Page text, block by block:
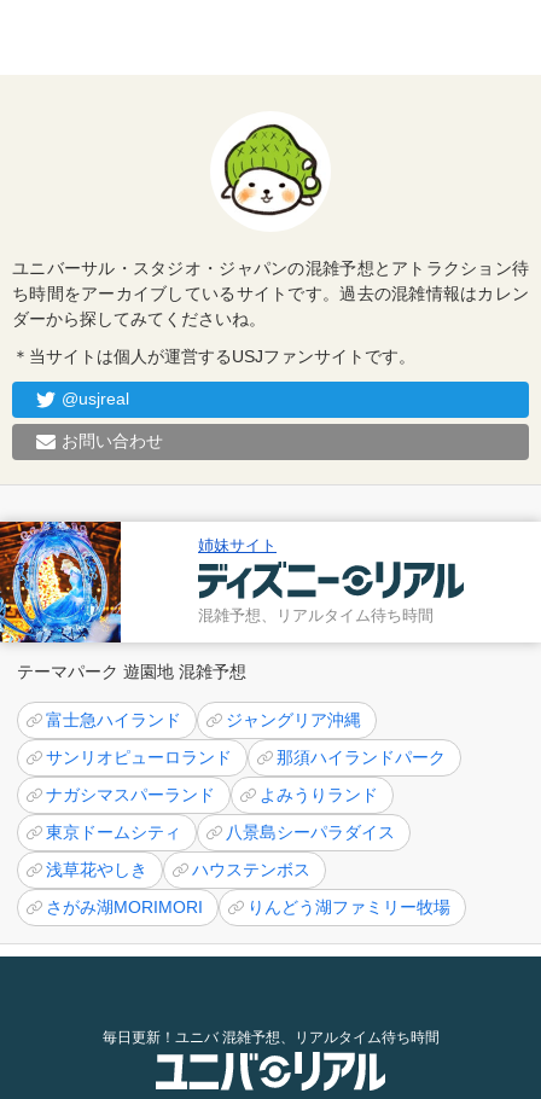
ユニバーサル・スタジオ・ジャパンの混雑予想とアトラクション待
ち時間をアーカイブしているサイトです。過去の混雑情報はカレン
ダーから探してみてくださいね。
＊当サイトは個人が運営するUSJファンサイトです。
@usjreal
お問い合わせ
姉妹サイト
混雑予想、リアルタイム待ち時間
テーマパーク 遊園地 混雑予想
富士急ハイランド
ジャングリア沖縄
サンリオピューロランド
那須ハイランドパーク
ナガシマスパーランド
よみうりランド
東京ドームシティ
八景島シーパラダイス
浅草花やしき
ハウステンボス
さがみ湖MORIMORI
りんどう湖ファミリー牧場
毎日更新！ユニバ 混雑予想、リアルタイム待ち時間